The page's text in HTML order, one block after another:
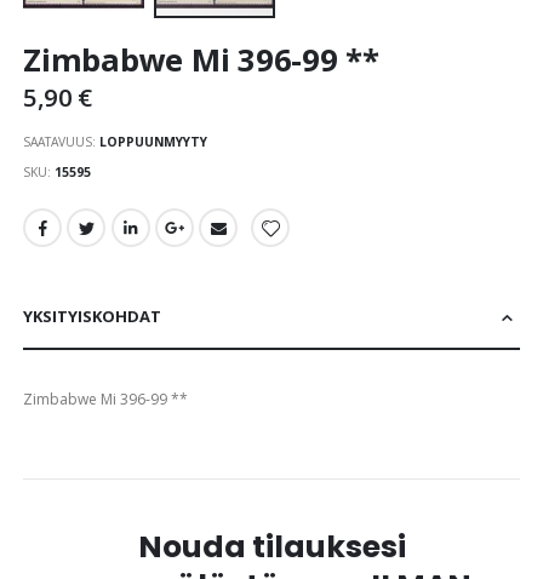
to
beginning
images
gallery
Zimbabwe Mi 396-99 **
5,90 €
SAATAVUUS: LOPPUUNMYYTY
SKU 15595
YKSITYISKOHDAT
Zimbabwe Mi 396-99 **
Nouda tilauksesi